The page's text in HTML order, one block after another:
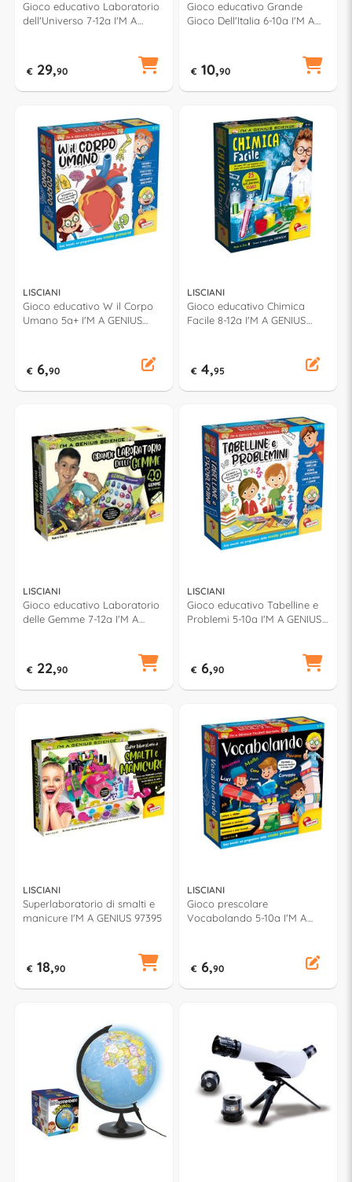
Gioco educativo Laboratorio
dell'Universo 7-12a I'M A
€ 29,90
Gioco educativo Grande
Gioco Dell'Italia 6-10a I'M A
€ 10,90
LISCIANI
Gioco educativo W il Corpo
Umano 5a+ I'M A GENIUS
€ 6,90
LISCIANI
Gioco educativo Chimica
Facile 8-12a I'M A GENIUS
€ 4,95
LISCIANI
Gioco educativo Laboratorio
delle Gemme 7-12a I'M A
€ 22,90
LISCIANI
Gioco educativo Tabelline e
Problemi 5-10a I'M A GENIUS
€ 6,90
LISCIANI
Superlaboratorio di smalti e
manicure I'M A GENIUS 97395
€ 18,90
LISCIANI
Gioco prescolare
Vocabolando 5-10a I'M A
€ 6,90